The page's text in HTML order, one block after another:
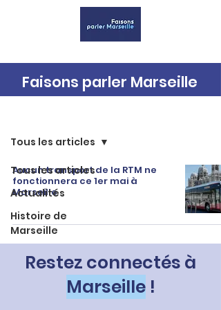
Faisons parler Marseille
Tous les articles
Actualités
Histoire de
Marseille
Tous les articles
Aucun transport de la RTM ne
fonctionnera ce 1er mai à
Marseille
Restez connectés à
Marseille!